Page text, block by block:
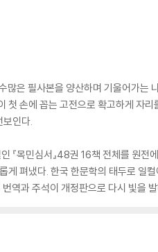
많은 필사본을 양산하며 기울어가는
손에 꼽는 고전으로 확고하게 자리
인다.
『목민심서』48권 16책 전체를 원전
펴냈다. 한국 한문학의 태두로 일
역과 주석이 개정판으로 다시 빛을